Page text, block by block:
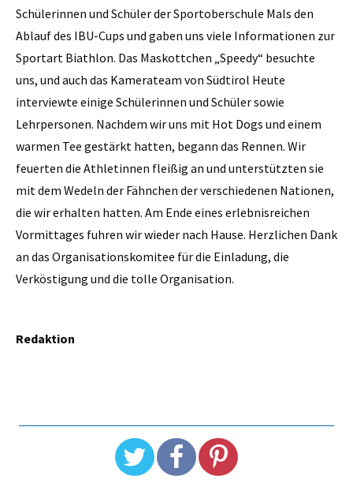
Schülerinnen und Schüler der Sportoberschule Mals den
Ablauf des IBU-Cups und gaben uns viele Informationen zur
Sportart Biathlon. Das Maskottchen „Speedy“ besuchte
uns, und auch das Kamerateam von Südtirol Heute
interviewte einige Schülerinnen und Schüler sowie
Lehrpersonen. Nachdem wir uns mit Hot Dogs und einem
warmen Tee gestärkt hatten, begann das Rennen. Wir
feuerten die Athletinnen fleißig an und unterstützten sie
mit dem Wedeln der Fähnchen der verschiedenen Nationen,
die wir erhalten hatten. Am Ende eines erlebnisreichen
Vormittages fuhren wir wieder nach Hause. Herzlichen Dank
an das Organisationskomitee für die Einladung, die
Verköstigung und die tolle Organisation.
Redaktion